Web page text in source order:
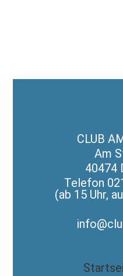
CLUB
Am
40474
Telefon
(ab 15 Uhr,